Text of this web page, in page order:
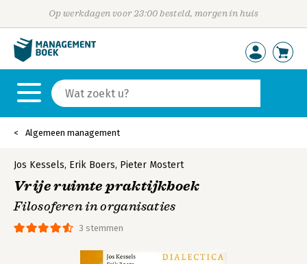
Op werkdagen voor 23:00 besteld, morgen in huis
Algemeen management
3 stemmen
Jos Kessels, Erik Boers, Pieter Mostert
Vrije ruimte praktijkboek
Filosoferen in organisaties